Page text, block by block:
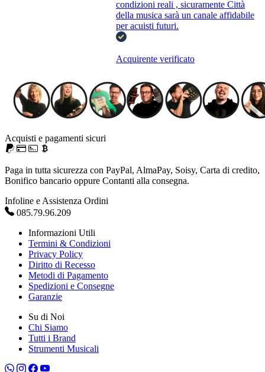
condizioni reali , sicuramente Città
della musica sarà un canale affidabile
per acuisti futuri.
Acquirente verificato
Acquisti e pagamenti sicuri
Paga in tutta sicurezza con PayPal, AlmaPay, Soisy, Carta di credito,
Bonifico bancario oppure Contanti alla consegna.
Infoline e Assistenza Ordini
085.79.96.209
Informazioni Utili
Termini & Condizioni
Privacy Policy
Diritto di Recesso
Metodi di Pagamento
Spedizioni e Consegne
Garanzie
Su di Noi
Chi Siamo
Tutti i Brand
Strumenti Musicali